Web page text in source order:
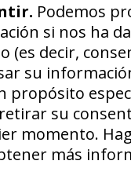
Podemos
si nos ha
(es decir,
su
propósito
su
momento.
más